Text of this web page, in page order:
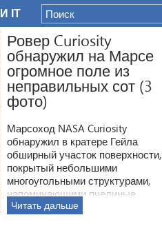
Ровер Curiosity
обнаружил на Марсе
огромное поле из
неправильных сот (3
фото)
Марсоход NASA Curiosity
обнаружил в кратере Гейла
обширный участок поверхности,
покрытый небольшими
многоугольными структурами,
напоминающими пчелиные
соты. Ранее ровер находил
Читать дальше
IT